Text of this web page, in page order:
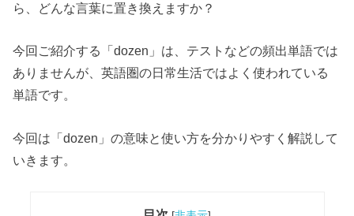
ら、どんな言葉に置き換えますか？
今回ご紹介する「dozen」は、テストなどの頻出単語では
ありませんが、英語圏の日常生活ではよく使われている
単語です。
今回は「dozen」の意味と使い方を分かりやすく解説して
いきます。